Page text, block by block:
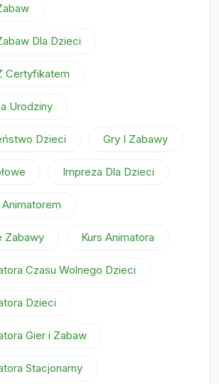
Dla Dzieci
Certyfikatem
Urodziny
Dzieci Gry I Zabawy
Impreza Dla Dzieci
Zabawy Kurs Animatora
Czasu Wolnego Dzieci
Dzieci
Gier i Zabaw
Stacjonarny